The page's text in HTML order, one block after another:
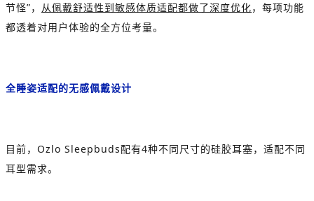
节怪”， 从佩戴舒适性到敏感体质适配都做了深度优化，每项功能
都透着对用户体验的全方位考量。
全睡姿适配的无感佩戴设计
目前，Ozlo Sleepbuds配有4种不同尺寸的硅胶耳塞，适配不同
耳型需求。